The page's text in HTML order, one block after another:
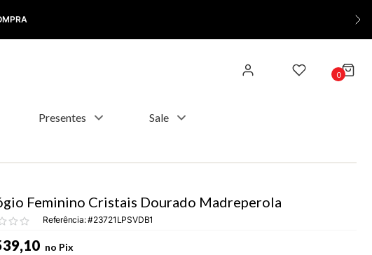
0
Presentes Sale
Feminino Cristais Dourado Madreperola
Referência: 23721LPSVDB1
,10 no Pix